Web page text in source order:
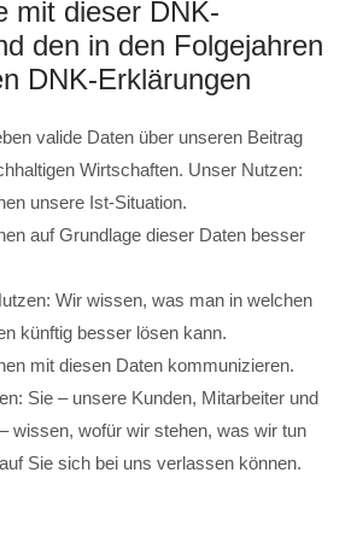
mit dieser DNK-
den in den Folgejahren
DNK-Erklärungen
valide Daten über unseren Beitrag
Wirtschaften. Unser Nutzen:
unsere Ist-Situation.
auf Grundlage dieser Daten besser
Wir wissen, was man in welchen
künftig besser lösen kann.
mit diesen Daten kommunizieren.
Sie – unsere Kunden, Mitarbeiter und
wissen, wofür wir stehen, was wir tun
Sie sich bei uns verlassen können.